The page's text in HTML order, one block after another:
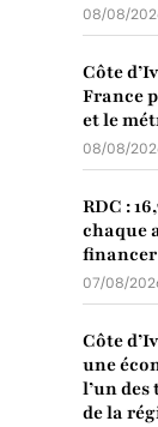
08/08/
Côte
France
et le
08/08/
RDC :
chaque
financer
07/08/
Côte
une
l’un
de la